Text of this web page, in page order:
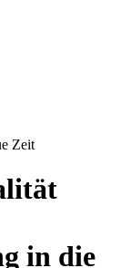
in die